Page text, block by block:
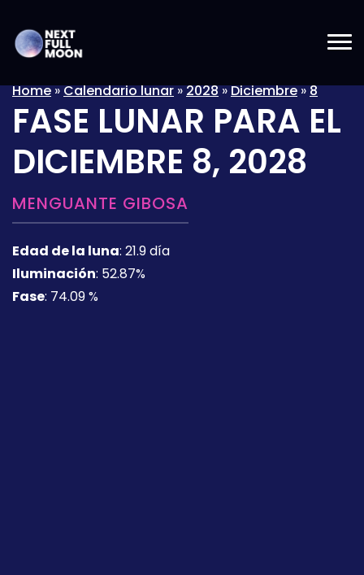
Home»Calendario lunar»2028»Diciembre»8
FASE LUNAR PARA EL
DICIEMBRE 8, 2028
MENGUANTE GIBOSA
Edad de la luna: 21.9 día
Iluminación: 52.87%
Fase: 74.09 %